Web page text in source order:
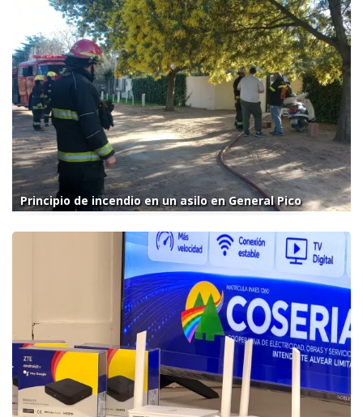
Principio de incendio en un asilo en General Pico